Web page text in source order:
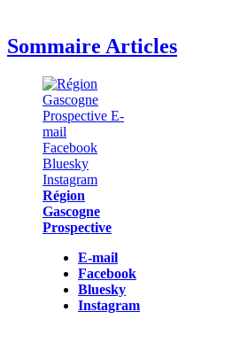
Sommaire Articles
Région
Gascogne
Prospective
E-mail
Facebook
Bluesky
Instagram